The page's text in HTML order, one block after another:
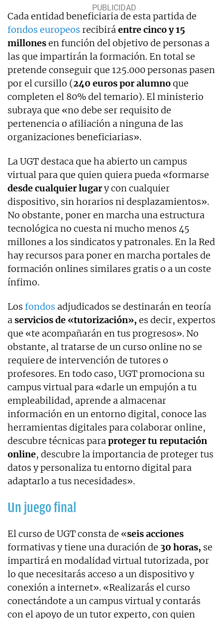
Cada entidad beneficiaria de esta partida de
fondos europeos recibiráentre cinco y 15
millonesen función del objetivo de personas a
las que impartirán la formación. En total se
pretende conseguir que 125.000 personas pasen
por el cursillo (240 euros por alumnoque
completen el 80% del temario). El ministerio
subraya que «no debe ser requisito de
pertenencia o afiliación a ninguna de las
organizaciones beneficiarias».
La UGT destaca que ha abierto un campus
virtual para que quien quiera pueda «formarse
desde cualquier lugary con cualquier
dispositivo, sin horarios ni desplazamientos».
No obstante, poner en marcha una estructura
tecnológica no cuesta ni mucho menos 45
millones a los sindicatos y patronales. En la Red
hay recursos para poner en marcha portales de
formación onlines similares gratis o a un coste
ínfimo.
Los fondos adjudicados se destinarán en teoría
aservicios de «tutorización», es decir, expertos
que «te acompañarán en tus progresos». No
obstante, al tratarse de un curso online no se
requiere de intervención de tutores o
profesores. En todo caso, UGT promociona su
campus virtual para «darle un empujón a tu
empleabilidad, aprende a almacenar
información en un entorno digital, conoce las
herramientas digitales para colaborar online,
descubre técnicas paraproteger tu reputación
online, descubre la importancia de proteger tus
datos y personaliza tu entorno digital para
adaptarlo a tus necesidades».
Un juego final
El curso de UGT consta de «seis acciones
formativas y tiene una duración de 30 horas, se
impartirá en modalidad virtual tutorizada, por
lo que necesitarás acceso a un dispositivo y
conexión a internet». «Realizarás el curso
conectándote a un campus virtual y contarás
con el apoyo de un tutor experto, con quien